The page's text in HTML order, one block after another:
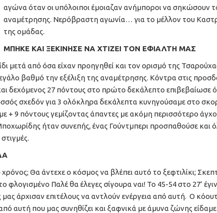
αγώνα όταν οι υπόλοιποι έμοιαζαν ανήμποροι να σηκώσουν
αναμέτρησης. Νερόβραστη αγωνία… για το μέλλον του
της ομάδας.
ΜΠΗΚΕ ΚΑΙ ΞΕΚΙΝΗΣΕ ΝΑ ΧΤΙΖΕΙ ΤΟΝ ΕΦΙΑΛΤΗ ΜΑΣ
μετά από όσα είχαν προηγηθεί και τον ορισμό της
βαθμό την εξέλιξη της αναμέτρησης. Κόντρα στις
δεχόμενος 27 πόντους στο πρώτο δεκάλεπτο επιβεβαίωσε
σχεδόν για 3 ολόκληρα δεκάλεπτα κυνηγούσαμε στο
9 πόντους γεμίζοντας άπαντες με ακόμη περισσότερο
ήταν συνεπής, ένας Γούντμπερι προσπαθούσε και
Θα άντεχε ο κόσμος να βλέπει αυτό το ξεφτιλίκι;
Παλέ θα έλεγες σίγουρα ναι! Το 45-54 στο 27’
μας άρχισαν επιτέλους να αντλούν ενέργεια από αυτή. Ο
αυτή που μας συνηθίζει και ξαφνικά με άμυνα ζώνης